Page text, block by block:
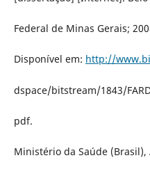
Federal de Minas Gerais;
Disponível em: http://
dspace/bitstream/1843/
pdf.
Ministério da Saúde